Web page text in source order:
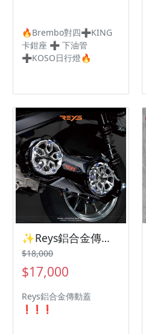
🔥Brembo對四➕KING
卡鉗座 ➕ 下油管
➕KOSO日行燈🔥
✨Reys鋁合金傳動蓋 三陽機車 SYM Drg2代 曼巴✨
$18,000
$17,000
Reys鋁合金傳動蓋
❗️❗️❗️